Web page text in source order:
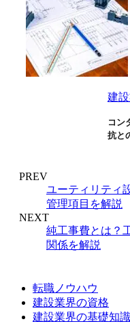
建
コン
抗と
PREV
ユーティリティ
管理項目を解説
NEXT
純工事費とは？
関係を解説
転職ノウハウ
建設業界の資格
建設業界の基礎知識